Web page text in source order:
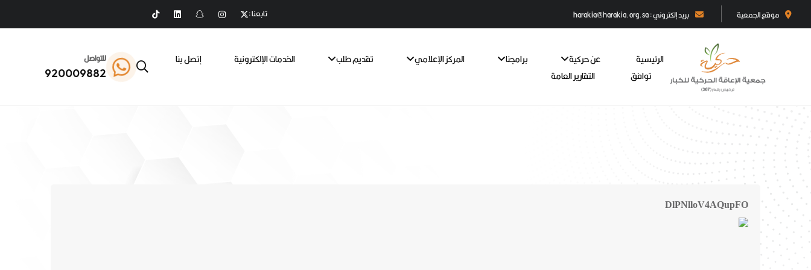
موقع الجمعية بريد إلكتروني : harakia@harakia.org.sa تابعنا :
الرئيسية عن حركية برامجنا المركز الإعلامي تقديم طلب الخدمات الإلكترونية
إتصل بنا
توافق
التقارير العامة
للتواصل
920009882
DlPNlloV4AQupFO